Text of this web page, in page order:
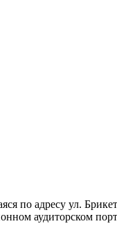
по адресу ул.
аудиторском